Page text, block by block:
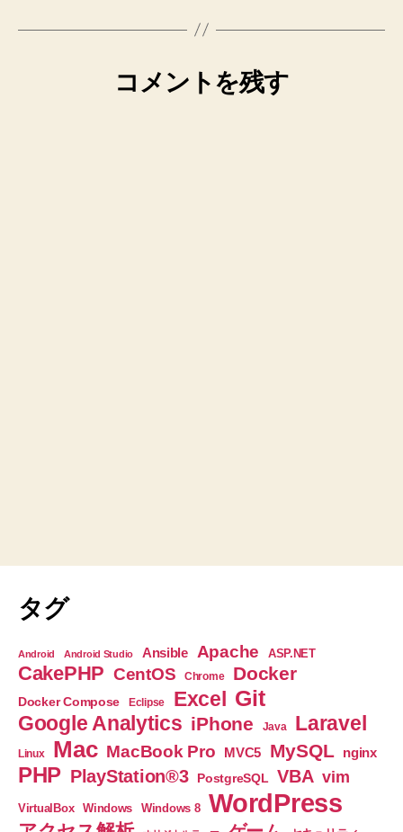
コメントを残す
タグ
Android Android Studio Ansible Apache ASP.NET
CakePHP CentOS Chrome Docker
Docker Compose Eclipse Excel Git
Google Analytics iPhone Java Laravel
Linux Mac MacBook Pro MVC5 MySQL nginx
PHP PlayStation®3 PostgreSQL VBA vim
VirtualBox Windows Windows 8 WordPress